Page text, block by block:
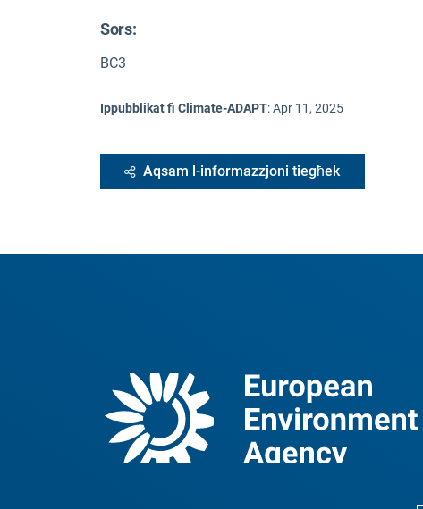
Sors:
BC3
Ippubblikat fi Climate-ADAPT:Apr 11, 2025
Aqsam l-informazzjoni tiegħek